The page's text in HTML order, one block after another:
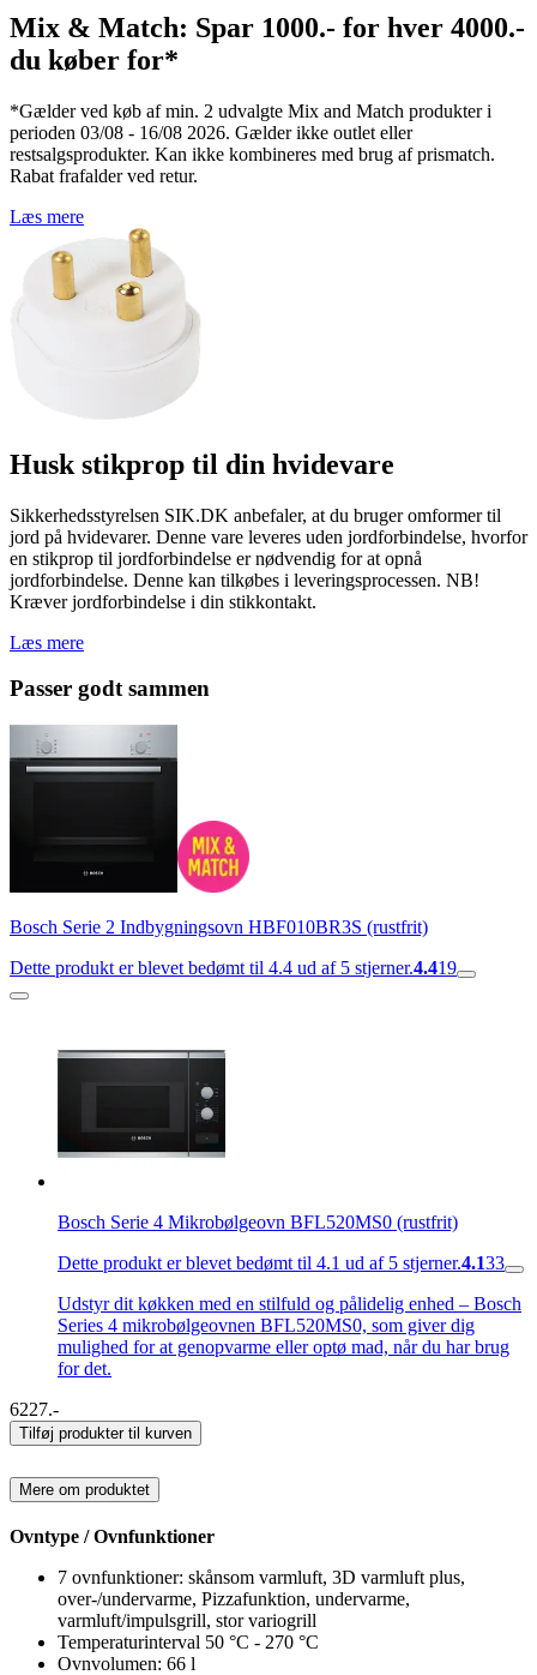
Mix & Match: Spar 1000.- for hver 4000.-
du køber for*
*Gælder ved køb af min. 2 udvalgte Mix and Match produkter i
perioden 03/08 - 16/08 2026. Gælder ikke outlet eller
restsalgsprodukter. Kan ikke kombineres med brug af prismatch.
Rabat frafalder ved retur.
Læs mere
Husk stikprop til din hvidevare
Sikkerhedsstyrelsen SIK.DK anbefaler, at du bruger omformer til
jord på hvidevarer. Denne vare leveres uden jordforbindelse, hvorfor
en stikprop til jordforbindelse er nødvendig for at opnå
jordforbindelse. Denne kan tilkøbes i leveringsprocessen. NB!
Kræver jordforbindelse i din stikkontakt.
Læs mere
Passer godt sammen
Bosch Serie 2 Indbygningsovn HBF010BR3S (rustfrit)
Dette produkt er blevet bedømt til 4.4 ud af 5 stjerner.4.419
Bosch Serie 4 Mikrobølgeovn BFL520MS0 (rustfrit)
Dette produkt er blevet bedømt til 4.1 ud af 5 stjerner.4.133
Udstyr dit køkken med en stilfuld og pålidelig enhed – Bosch
Series 4 mikrobølgeovnen BFL520MS0, som giver dig
mulighed for at genopvarme eller optø mad, når du har brug
for det.
6227.-
Tilføj produkter til kurven
Mere om produktet
Ovntype / Ovnfunktioner
7 ovnfunktioner: skånsom varmluft, 3D varmluft plus,
over-/undervarme, Pizzafunktion, undervarme,
varmluft/impulsgrill, stor variogrill
Temperaturinterval 50 °C - 270 °C
Ovnvolumen: 66 l